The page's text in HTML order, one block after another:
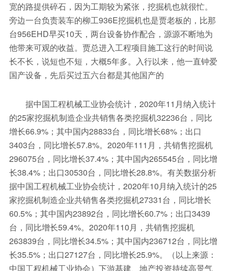
宽的路提供碎石，因为工期较为紧张，挖掘机也就很忙。
旁边一台负责装车的柳工936E挖掘机也是贾老板的，比那
台956EHD早买10天，两台设备协作配合，源源不断地为
他带来可观的收益。贾总进入工程项目施工这行的时间说
长不长，说短也不短，大概5年多。入行以来，他一直钟爱
国产设备，先后买过五六台都是其他国产的
据中国工程机械工业协会统计，2020年11月纳入统计
的25家挖掘机制造企业共销售各类挖掘机32236台，同比
增长66.9%；其中国内28833台，同比增长68%；出口
3403台，同比增长57.8%。2020年111月，共销售挖掘机
296075台，同比增长37.4%；其中国内265545台，同比增
长38.4%；出口30530台，同比增长28.8%。有关数据分析
据中国工程机械工业协会统计，2020年10月纳入统计的25
家挖掘机制造企业共销售各类挖掘机27331台，同比增长
60.5%；其中国内23892台，同比增长60.7%；出口3439
台，同比增长59.4%。2020年110月，共销售挖掘机
263839台，同比增长34.5%；其中国内236712台，同比增
长35.5%；出口27127台，同比增长25.9%。（以上来源：
中国工程机械工业协会）下游基建、地产投资持续高景气